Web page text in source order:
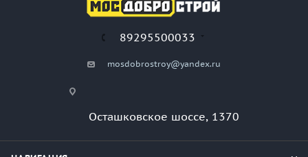
89295500033
mosdobrostroy@yandex.ru
Осташковское шоссе, 1370